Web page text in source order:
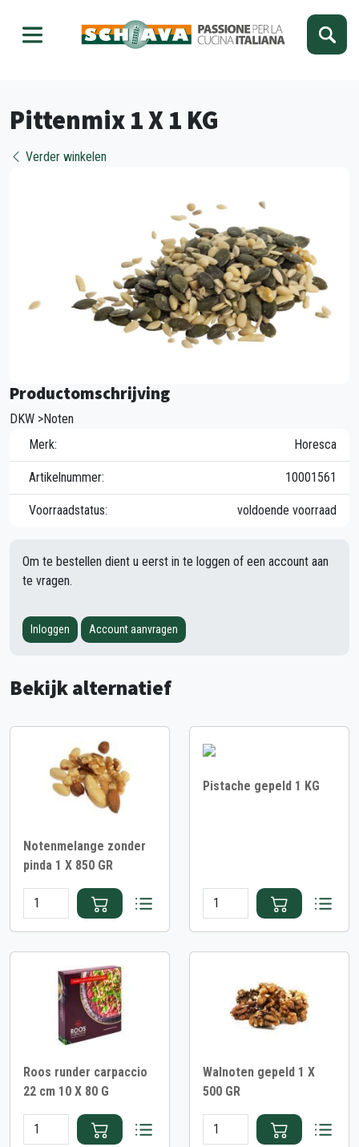
Pittenmix 1 X 1 KG
Verder winkelen
Productomschrijving
DKW >Noten
Merk:
Horesca
Artikelnummer: 10001561
Voorraadstatus: voldoende voorraad
Om te bestellen dient u eerst in te loggen of een account aan
te vragen.
Inloggen Account aanvragen
Bekijk alternatief
Notenmelange zonder
pinda 1 X 850 GR
Pistache gepeld 1 KG
Roos runder carpaccio
22 cm 10 X 80 G
Walnoten gepeld 1 X
500 GR